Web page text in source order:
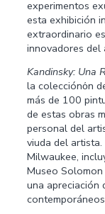
experimentos
esta exhibición
extraordinario
innovadores del
Kandinsky: Una
la colecciónόn
más de 100
de estas obras
personal del
viuda del
Milwaukee,
Museo Solomon
una apreciación